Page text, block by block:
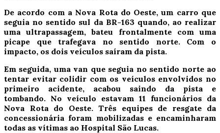
De acordo com a Nova Rota do Oeste, um carro que
seguia no sentido sul da BR-163 quando, ao realizar
uma ultrapassagem, bateu frontalmente com uma
picape que trafegava no sentido norte. Com o
impacto, os dois veículos saíram da pista.
Em seguida, uma van que seguia no sentido norte ao
tentar evitar colidir com os veículos envolvidos no
primeiro acidente, acabou saindo da pista e
tombando. No veículo estavam 11 funcionários da
Nova Rota do Oeste. Três equipes de resgate da
concessionária foram mobilizadas e encaminharam
todas as vítimas ao Hospital São Lucas.